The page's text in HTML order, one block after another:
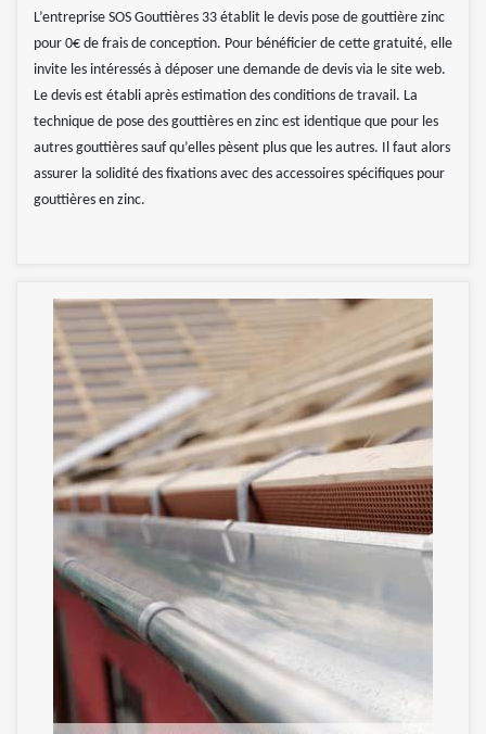
L’entreprise SOS Gouttières 33 établit le devis pose de gouttière zinc
pour 0€ de frais de conception. Pour bénéficier de cette gratuité, elle
invite les intéressés à déposer une demande de devis via le site web.
Le devis est établi après estimation des conditions de travail. La
technique de pose des gouttières en zinc est identique que pour les
autres gouttières sauf qu’elles pèsent plus que les autres. Il faut alors
assurer la solidité des fixations avec des accessoires spécifiques pour
gouttières en zinc.